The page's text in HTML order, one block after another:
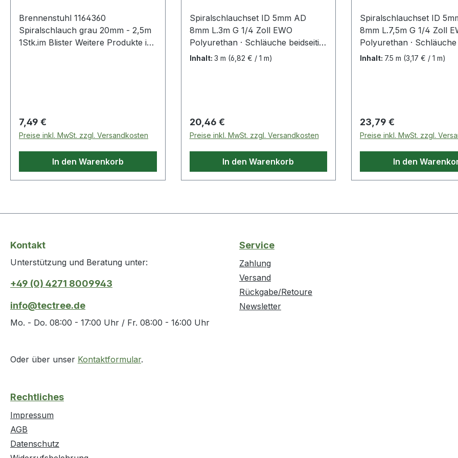
Brennenstuhl 1164360
Spiralschlauch grau 20mm - 2,5m
1Stk.im Blister Weitere Produkte im
Regulärer Preis:
7,49 €
Preise inkl. MwSt. zzgl. Versandkosten
In den Warenkorb
Spiralschlauchset ID 5mm AD
8mm L.3m G 1/4 Zoll EWO
Polyurethan · Schläuche beidseitig
komplett eingebunden mit
axialen Anschlüssen · knickfest
durch Knickschutz · extrem flexibel
· geringerer Abrieb als bei
Polyamid-Schläuchen durch
weiche Oberfläche, dadurch
Gefahr des Verkratzens von
Temperaturbereich: -40 °C bis +85
Eigenschaften:· Aggregatzustand:
Inhalt: 3 m (6,82 € / 1 m)
Regulärer Preis:
20,46 €
Preise inkl. MwSt. zzgl. Versandkosten
In den Warenkorb
Spiralschlauchset ID
8mm L.7,5m G 1/4 Zoll
Polyurethan · Schläuche
komplett eingebunden mit
axialen Anschlüssen ·
durch Knickschutz ·
· geringerer Abrieb als
Polyamid-Schläuchen
weiche Oberfläche,
Gefahr des Verkratzens
Temperaturbereich: -40
Eigenschaften:·
Inhalt: 7.5 m (3,17 € / 1 m)
Regulärer Preis:
23,79 €
Preise inkl. MwSt. zzgl.
In den
Kontakt
Unterstützung und Beratung unter:
+49 (0) 4271 8009943
info@tectree.de
Mo. - Do. 08:00 - 17:00 Uhr / Fr. 08:00 - 16:00 Uhr
Oder über unser Kontaktformular.
Service
Zahlung
Versand
Rückgabe/Retoure
Newsletter
Rechtliches
Impressum
AGB
Datenschutz